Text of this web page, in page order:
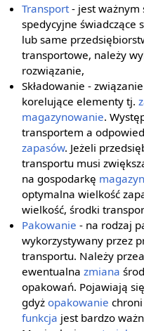
Transport - jest ważnym
spedycyjne świadczące
lub same
transportowe, należy
rozwiązanie,
Składowanie -
korelujące elementy tj.
magazynowanie.
transportem a
zapasów. Jeżeli
transportu musi
na gospodarkę
optymalna wielkość
wielkość, środki
Pakowanie - na rodzaj
wykorzystywany przez
transportu. Należy
ewentualnazmiana
opakowań. Pojawiają
gdyżopakowanie
funkcja jest bardzo